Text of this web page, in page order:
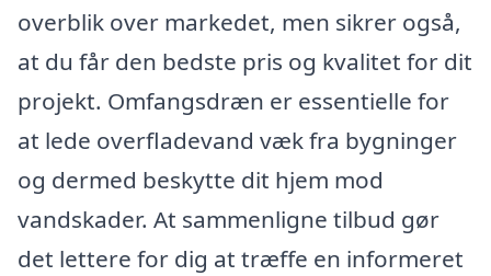
overblik over markedet, men sikrer også,
at du får den bedste pris og kvalitet for dit
projekt. Omfangsdræn er essentielle for
at lede overfladevand væk fra bygninger
og dermed beskytte dit hjem mod
vandskader. At sammenligne tilbud gør
det lettere for dig at træffe en informeret